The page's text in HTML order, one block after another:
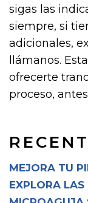
MEJORA TU
EXPLORA
sigas las
siempre, si
adicionales,
llámanos.
ofrecerte
proceso,